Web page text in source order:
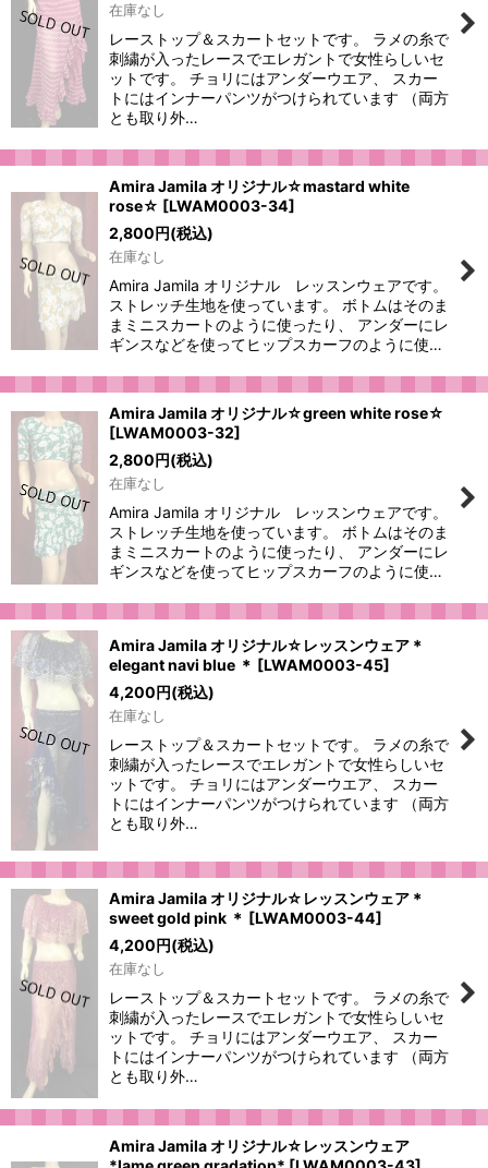
在庫なし
レーストップ＆スカートセットです。 ラメの糸で
刺繍が入ったレースでエレガントで女性らしいセ
ットです。 チョリにはアンダーウエア、 スカー
トにはインナーパンツがつけられています （両方
とも取り外…
Amira Jamila オリジナル☆mastard white
rose☆ [LWAM0003-34]
2,800円(税込)
在庫なし
Amira Jamila オリジナル レッスンウェアです。
ストレッチ生地を使っています。 ボトムはそのま
まミニスカートのように使ったり、 アンダーにレ
ギンスなどを使ってヒップスカーフのように使…
Amira Jamila オリジナル☆green white rose☆
[LWAM0003-32]
2,800円(税込)
在庫なし
Amira Jamila オリジナル レッスンウェアです。
ストレッチ生地を使っています。 ボトムはそのま
まミニスカートのように使ったり、 アンダーにレ
ギンスなどを使ってヒップスカーフのように使…
Amira Jamila オリジナル☆レッスンウェア＊
elegant navi blue ＊ [LWAM0003-45]
4,200 円(税込)
在庫なし
レーストップ＆スカートセットです。 ラメの糸で
刺繍が入ったレースでエレガントで女性らしいセ
ットです。 チョリにはアンダーウエア、 スカー
トにはインナーパンツがつけられています （両方
とも取り外…
Amira Jamila オリジナル☆レッスンウェア＊
sweet gold pink ＊ [LWAM0003-44]
4,200 円(税込)
在庫なし
レーストップ＆スカートセットです。 ラメの糸で
刺繍が入ったレースでエレガントで女性らしいセ
ットです。 チョリにはアンダーウエア、 スカー
トにはインナーパンツがつけられています （両方
とも取り外…
Amira Jamila オリジナル☆レッスンウェア